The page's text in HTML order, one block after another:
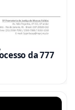
da 777